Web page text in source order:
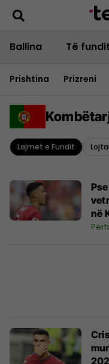
Ballina Të fundit
Prishtina Prizreni
Lajmet e Fundit
në